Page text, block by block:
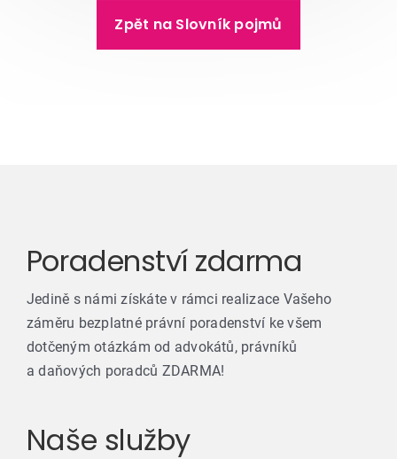
Zpět na Slovník pojmů
Poradenství zdarma
Jedině s námi získáte v rámci realizace Vašeho
záměru bezplatné právní poradenství ke všem
dotčeným otázkám od advokátů, právníků
a daňových poradců ZDARMA!
Naše služby